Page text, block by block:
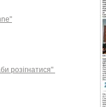
розігнатися"